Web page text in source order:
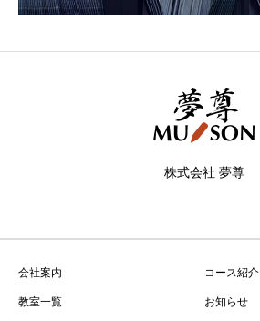
株式会社 夢尊
会社案内
コース紹介
教室一覧
お知らせ